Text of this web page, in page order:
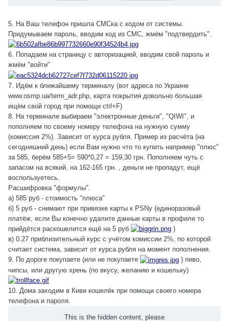
5. На Ваш телефон пришла СМСка с кодом от системы.
Придумываем пароль, вводим код из СМС, жмём "подтвердить".
6. Попадаем на страницу с авторизацией, вводим свой пароль и
жмём "войти"
7. Идём к ближайшему терминалу (вот адреса по Украине
www.osmp.ua/term_adr.php, карта покрытия довольно большая
ищём свой город при помощи ctrl+F)
8. На терминале выбираем "электронные деньги", "QIWI", и
пополняем по своему номеру телефона на нужную сумму
(комиссия 2%). Зависит от курса рубля. Пример из расчёта (на
сегодняшний день) если Вам нужно что то купить например "плюс"
за 585, берём 585+5= 590*0,27 = 159,30 грн. Пополняем чуть с
запасом на всякий, на 162-165 грн. , деньги не пропадут, ещё
воспользуетесь.
Расшифровка "формулы".
а) 585 руб - стоимость "плюса"
б) 5 руб - снимают при привязке карты к PSNу (единоразовый
платёж, если Вы конечно удалите данные карты в профиле то
прийдётся раскошелится ещё на 5 руб
)
в) 0.27 приблизительный курс с учётом комиссии 2%, по которой
считает система, зависит от курса рубля на момент пополнения.
9. По дороге покупаете (или не покупаете
) пиво,
чипсы, или другую хрень (по вкусу, желанию и кошельку)
10. Дома заходим в Киви кошелёк при помощи своего номера
телефона и пароля.
This is the hidden content, please